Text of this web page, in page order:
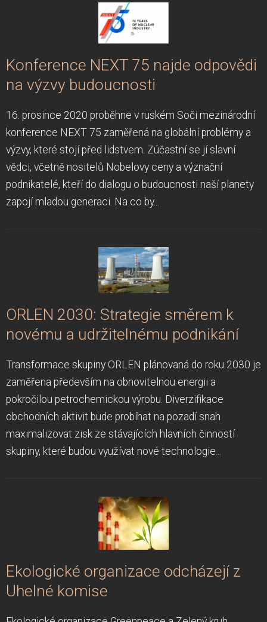
Konference NEXT 75 najde odpovědi
na výzvy budoucnosti
16. prosince 2020 proběhne v ruském Soči mezinárodní
konference NEXT 75 zaměřená na globální problémy a
výzvy, které stojí před lidstvem. Zúčastní se jí slavní
vědci, včetně nositelů Nobelovy ceny a význační
podnikatelé, kteří do dialogu o budoucnosti naší planety
zapojí mladou generaci. Na co by...
ORLEN 2030: Strategie směrem k
novému a udržitelnému podnikání
Transformace skupiny ORLEN plánovaná do roku 2030 je
zaměřena především na obnovitelnou energii a
pokročilou petrochemickou výrobu. Diverzifikace
obchodních aktivit bude probíhat na pozadí snah
maximalizovat zisk ze stávajících hlavních činností
skupiny, které budou využívat nové technologie...
Ekologické organizace odcházejí z
Uhelné komise